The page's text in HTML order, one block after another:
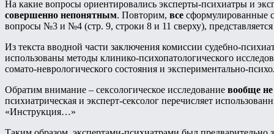
На какие вопросы ориентировались эксперты-психиатры и
совершенно непонятным. Повторим, все
вопросы №3 и №4 (стр. 9, строки 8 и 11 сверху),
Из текста вводной части заключения комиссии судебно-
использованы методы клинико-психопатологического
сомато-неврологического состояния и экспериментально-
Обратим внимание – сексологическое исследование вообще не
психиатрическая и эксперт-сексолог перечисляет
«Инструкция…»